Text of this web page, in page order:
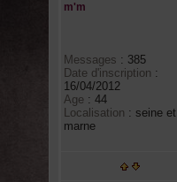
m'm
Messages : 385
Date d'inscription :
16/04/2012
Age : 44
Localisation : seine et
marne